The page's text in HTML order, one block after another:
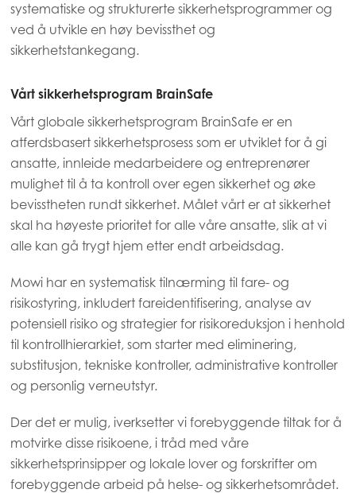
Mowi Norway
Mowi Poland
Mowi Turkey
Americas
Mowi Canada East
Mowi Canada West
Mowi Chile
Mowi USA
systematiske og strukturerte sikkerhetsprogrammer og
ved å utvikle en høy bevissthet og
sikkerhetstankegang.
Vårt sikkerhetsprogram BrainSafe
Vårt globale sikkerhetsprogram BrainSafe er en
atferdsbasert sikkerhetsprosess som er utviklet for å gi
ansatte, innleide medarbeidere og entreprenører
mulighet til å ta kontroll over egen sikkerhet og øke
bevisstheten rundt sikkerhet. Målet vårt er at sikkerhet
skal ha høyeste prioritet for alle våre ansatte, slik at vi
alle kan gå trygt hjem etter endt arbeidsdag.
Mowi har en systematisk tilnærming til fare- og
risikostyring, inkludert fareidentifisering, analyse av
potensiell risiko og strategier for risikoreduksjon i henhold
til kontrollhierarkiet, som starter med eliminering,
substitusjon, tekniske kontroller, administrative kontroller
og personlig verneutstyr.
Der det er mulig, iverksetter vi forebyggende tiltak for å
motvirke disse risikoene, i tråd med våre
sikkerhetsprinsipper og lokale lover og forskrifter om
forebyggende arbeid på helse- og sikkerhetsområdet.